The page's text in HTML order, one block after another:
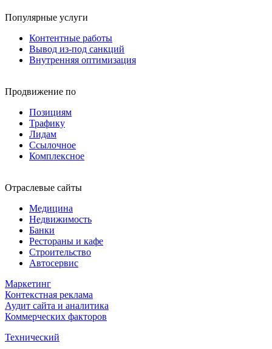
Популярные услуги
Контентные работы
Вывод из-под санкций
Внутренняя оптимизация
Продвижение по
Позициям
Трафику
Лидам
Ссылочное
Комплексное
Отраслевые сайты
Медицина
Недвижимость
Банки
Рестораны и кафе
Строительство
Автосервис
Маркетинг
Контекстная реклама
Аудит сайта и аналитика
Коммерческих факторов
Технический